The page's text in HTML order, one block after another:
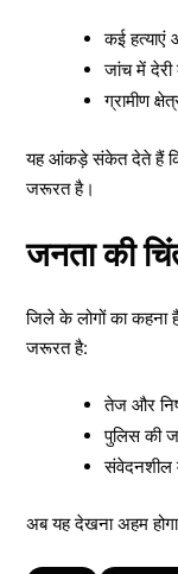
कई हत्याएं
जांच में
ग्रामीण
यह आंकड़े संकेत देते हैं
जरूरत है।
जनता की
जिले के लोगों का कहना
जरूरत है:
तेज और
पुलिस की
संवेदनशील
अब यह देखना अहम